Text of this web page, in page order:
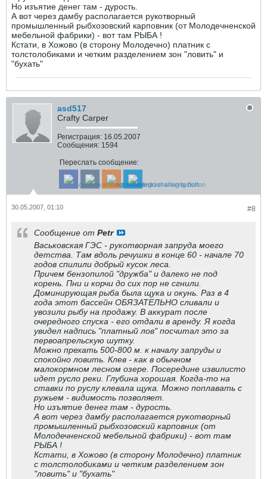
Но изъятие денег там - дурость.
А вот через дамбу располагается рукотворный
промышленный рыбхозовский карповник (от Молодечненской
мебельной фабрики) - вот там РЫБА !
Кстати, в Хожово (в сторону Молодечно) платник с
толстолобиками и четким разделением зон "ловить" и
"бухать"
asd517
Crafty Carper
Регистрация: 16.05.2007
Сообщения: 1594
Переслать сообщение:
#8
30.05.2007, 01:10
Сообщение от Petr
Васьковская ГЭС - рукотворная запруда моего
детства. Там вдоль речушки в конце 60 - начале 70
годов спилили добрый кусок леса.
Причем бензопилой "дружба" и далеко не под
корень. Пни и корчи до сих пор не сгнили.
Доминирующая рыба была щука и окунь. Раз в 4
года этот бассейн ОБЯЗАТЕЛЬНО сливали и
увозили рыбу на продажу. В аккурат после
очередного спуска - его отдали в аренду. Я когда
увидел надпись "платный лов" посчитал это за
первоапрельскую шутку.
Можно прехать 500-800 м. к началу запруды и
спокойно ловить. Клев - как в обычном
малокормном лесном озере. Посередине извилисто
идет русло реки. Глубина хорошая. Когда-то на
ставки по руслу клевала щука. Можно поплавать с
ружьем - видимость позволяет.
Но изъятие денег там - дурость.
А вот через дамбу располагается рукотворный
промышленный рыбхозовский карповник (от
Молодечненской мебельной фабрики) - вот там
РЫБА !
Кстати, в Хожово (в сторону Молодечно) платник
с толстолобиками и четким разделением зон
"ловить" и "бухать"